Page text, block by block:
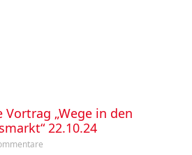
„Wege in den
22.10.24